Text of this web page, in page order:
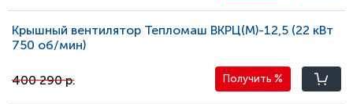
Крышный вентилятор Тепломаш ВКРЦ(М)-12,5 (22 кВт
750 oб/мин)
400 290 р. Получить %